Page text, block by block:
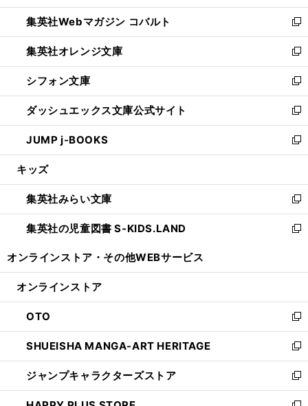
開
く
ウ
で
開
く
ン
ド
ウ
で
開
く
ウ
ィ
ン
ド
ウ
で
開
く
集英社Webマガジン コバルト
新
し
い
ウ
ィ
ン
ド
ウ
で
開
集英社オレンジ文庫
新
し
い
ウ
ィ
ン
ド
ウ
開
く
シフォン文庫
新
し
い
ウ
ィ
ン
ウ
で
開
く
ダッシュエックス文庫公式サイト
新
し
い
ウ
ン
ド
ウ
で
JUMP j-BOOKS
新
し
ウ
ィ
ン
ド
開
キッズ
集英社みらい文庫
新
し
い
ン
ウ
で
開
く
集英社の児童図書 S-KIDS.LAND
新
ウ
ン
ド
ウ
で
開
く
オンラインストア・ その他WEBサービス
オンラインストア
OTO
新
し
い
ウ
ィ
ン
SHUEISHA MANGA-ART HERITAGE
新
し
い
ウ
ジャンプキャラクターズストア
新
し